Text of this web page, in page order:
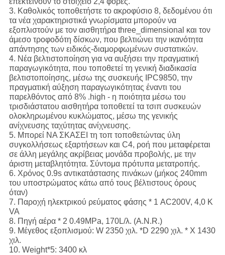
3. Καθολικός τοποθετήστε το ακροφύσιο 8, δεδομένου ότι
τα νέα χαρακτηριστικά γνωρίσματα μπορούν να
εξοπλιστούν με τον αισθητήρα three_dimensional και τον
άμεσο τροφοδότη δίσκων, που βελτιώνει την ικανότητα
απάντησης των ειδικός-διαμορφωμένων συστατικών.
4. Νέα βελτιστοποίηση για να αυξήσει την πραγματική
παραγωγικότητα, που τοποθετεί τη γενική διαδικασία
βελτιστοποίησης, μέσω της συσκευής IPC9850, την
πραγματική αύξηση παραγωγικότητας έναντι του
παρελθόντος από 8% .high - η ποιότητα μέσω του
τρισδιάστατου αισθητήρα τοποθετεί τα τσιπ συσκευών
ολοκληρωμένου κυκλώματος, μέσω της γενικής
ανίχνευσης ταχύτητας ανίχνευσης.
5. Μπορεί ΝΑ ΣΚΑΣΕΙ τη τοπ τοποθετώντας ύλη
συγκολλήσεως εξαρτήσεων και C4, ροή που μεταφέρεται
σε άλλη μεγάλης ακρίβειας μονάδα προβολής, με την
άριστη μεταβλητότητα. Σύντομα πρότυπα μετατροπής.
6. Χρόνος 0.9s αντικατάστασης πινάκων (μήκος 240mm
του υποστρώματος κάτω από τους βέλτιστους όρους
όταν)
7. Παροχή ηλεκτρικού ρεύματος φάσης * 1 AC200V, 4,0 Κ
VA
8. Πηγή αέρα * 2 0.49MPa, 170L/λ. (A.N.R.)
9. Μέγεθος εξοπλισμού: W 2350 χιλ. *D 2290 χιλ. * Χ 1430
χιλ.
10. Weight*5: 3400 κλ